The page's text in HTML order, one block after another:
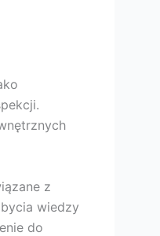
z
wiedzy
do